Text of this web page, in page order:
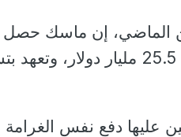
الماضي، إن ماسك
عليها دفع نفس